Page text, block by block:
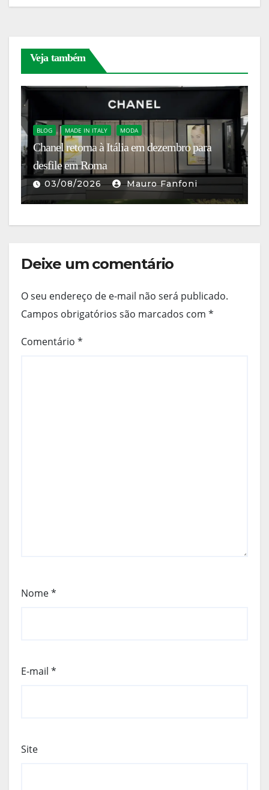
Veja também
BLOG MADE IN ITALY MODA
Chanel retorna à Itália em dezembro para
desfile em Roma
03/08/2026 Mauro Fanfoni
Deixe um comentário
O seu endereço de e-mail não será publicado.
Campos obrigatórios são marcados com *
Comentário *
Nome*
E-mail *
Site